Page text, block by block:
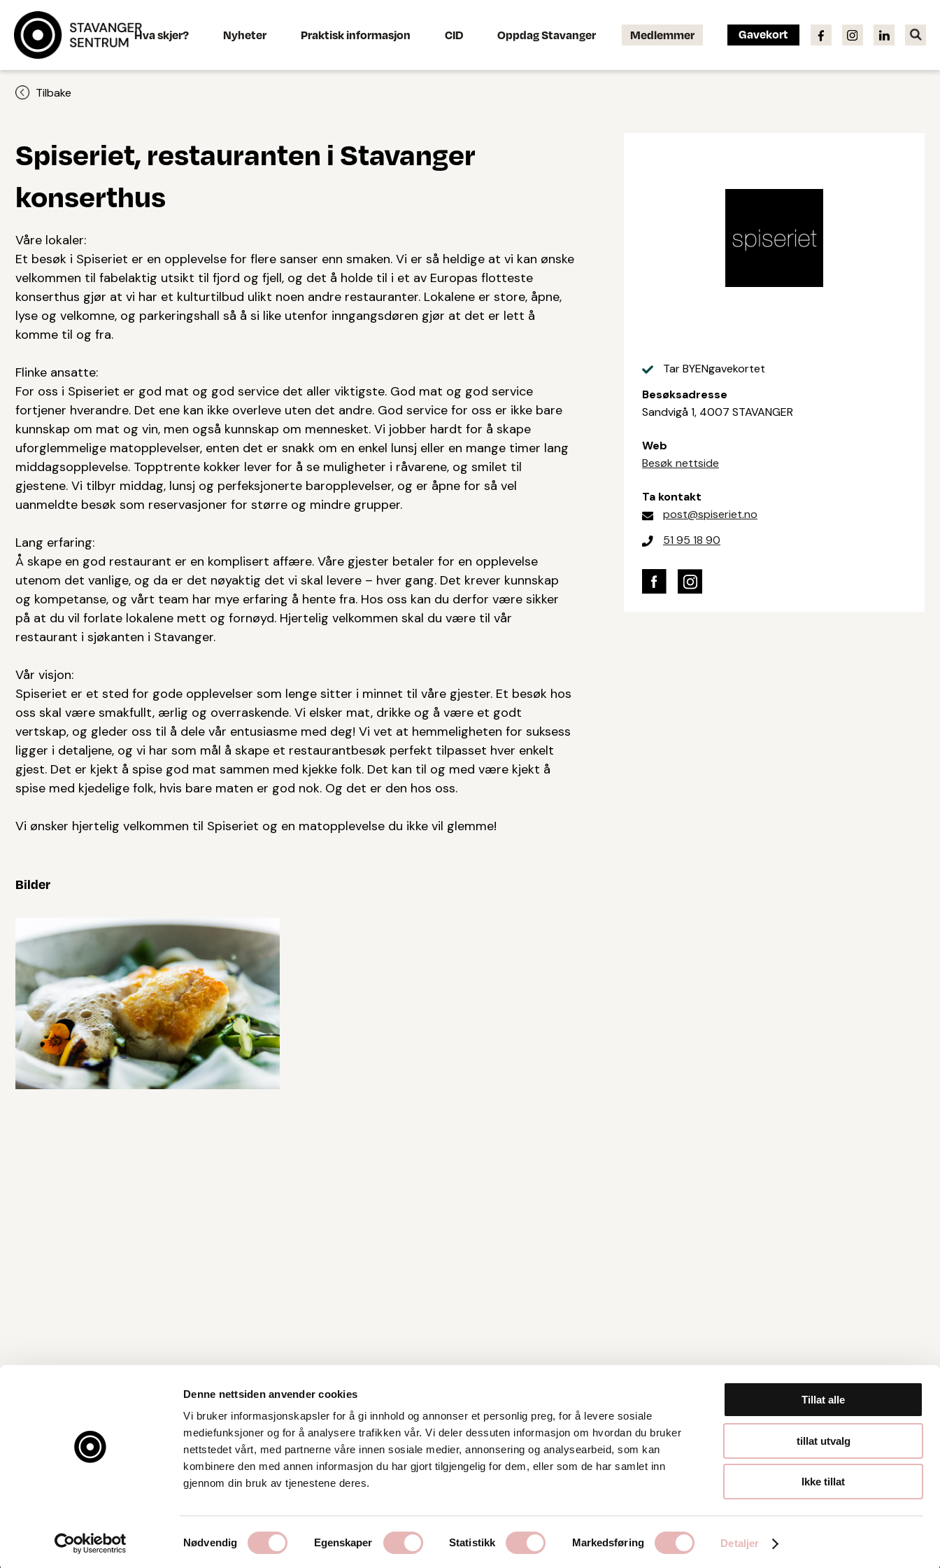
Denne nettsiden anvender cookies
Vi bruker informasjonskapsler for å gi innhold og annonser et personlig preg, for å levere sosiale
mediefunksjoner og for å analysere trafikken vår. Vi deler dessuten informasjon om hvordan du bruker
nettstedet vårt, med partnerne våre innen sosiale medier, annonsering og analysearbeid, som kan
kombinere den med annen informasjon du har gjort tilgjengelig for dem, eller som de har samlet inn
gjennom din bruk av tjenestene deres.
Samtykkevalg
Nødvendig Egenskaper Statistikk Markedsføring Detaljer
Tillat alle
tillat utvalg
Ikke tillat
Hva skjer? Nyheter Praktisk informasjon CID Oppdag Stavanger Medlemmer Gavekort
Tilbake
Spiseriet, restauranten i Stavanger
konserthus
Våre lokaler:
Et besøk i Spiseriet er en opplevelse for flere sanser enn smaken. Vi er så heldige at vi kan ønske
velkommen til fabelaktig utsikt til fjord og fjell, og det å holde til i et av Europas flotteste
konserthus gjør at vi har et kulturtilbud ulikt noen andre restauranter. Lokalene er store, åpne,
lyse og velkomne, og parkeringshall så å si like utenfor inngangsdøren gjør at det er lett å
komme til og fra.
Flinke ansatte:
For oss i Spiseriet er god mat og god service det aller viktigste. God mat og god service
fortjener hverandre. Det ene kan ikke overleve uten det andre. God service for oss er ikke bare
kunnskap om mat og vin, men også kunnskap om mennesket. Vi jobber hardt for å skape
uforglemmelige matopplevelser, enten det er snakk om en enkel lunsj eller en mange timer lang
middagsopplevelse. Topptrente kokker lever for å se muligheter i råvarene, og smilet til
gjestene. Vi tilbyr middag, lunsj og perfeksjonerte baropplevelser, og er åpne for så vel
uanmeldte besøk som reservasjoner for større og mindre grupper.
Lang erfaring:
Å skape en god restaurant er en komplisert affære. Våre gjester betaler for en opplevelse
utenom det vanlige, og da er det nøyaktig det vi skal levere – hver gang. Det krever kunnskap
og kompetanse, og vårt team har mye erfaring å hente fra. Hos oss kan du derfor være sikker
på at du vil forlate lokalene mett og fornøyd. Hjertelig velkommen skal du være til vår
restaurant i sjøkanten i Stavanger.
Vår visjon:
Spiseriet er et sted for gode opplevelser som lenge sitter i minnet til våre gjester. Et besøk hos
oss skal være smakfullt, ærlig og overraskende. Vi elsker mat, drikke og å være et godt
vertskap, og gleder oss til å dele vår entusiasme med deg! Vi vet at hemmeligheten for suksess
ligger i detaljene, og vi har som mål å skape et restaurantbesøk perfekt tilpasset hver enkelt
gjest. Det er kjekt å spise god mat sammen med kjekke folk. Det kan til og med være kjekt å
spise med kjedelige folk, hvis bare maten er god nok. Og det er den hos oss.
Vi ønsker hjertelig velkommen til Spiseriet og en matopplevelse du ikke vil glemme!
Bilder
Tar BYENgavekortet
Besøksadresse
Sandvigå 1, 4007 STAVANGER
Web
Besøk nettside
Ta kontakt
post@spiseriet.no
51 95 18 90
Kontakt oss
Stavanger Sentrum AS
Østervåg 6
Tlf:51 89 51 51
post@byen.no
Åpningstider
Hverdager 10:00-
Lørdager 10:00-16:00